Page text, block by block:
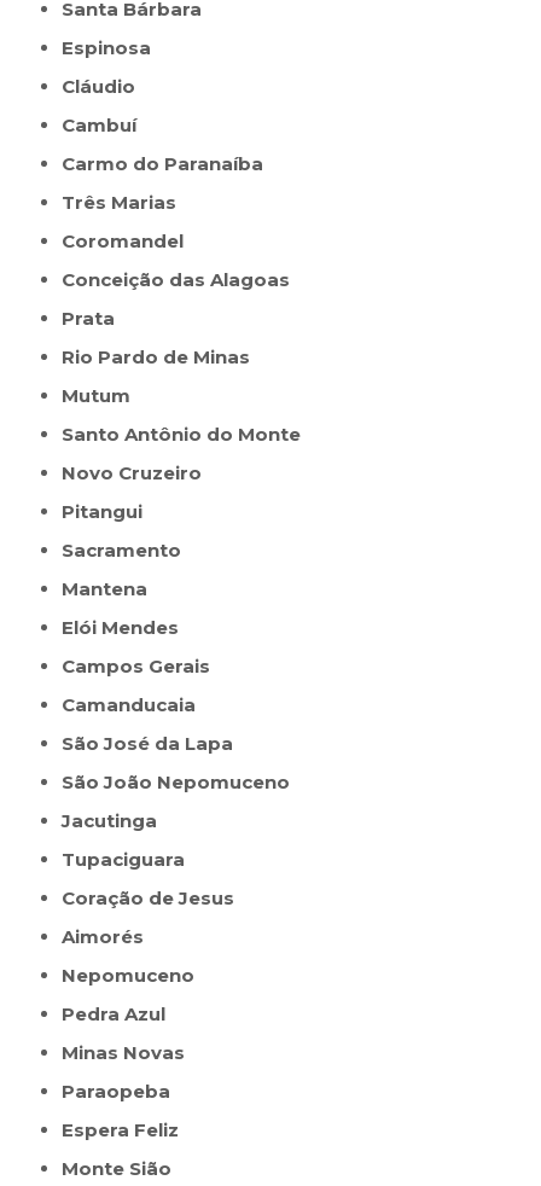
Santa Bárbara
Espinosa
Cláudio
Cambuí
Carmo do Paranaíba
Três Marias
Coromandel
Conceição das Alagoas
Prata
Rio Pardo de Minas
Mutum
Santo Antônio do Monte
Novo Cruzeiro
Pitangui
Sacramento
Mantena
Elói Mendes
Campos Gerais
Camanducaia
São José da Lapa
São João Nepomuceno
Jacutinga
Tupaciguara
Coração de Jesus
Aimorés
Nepomuceno
Pedra Azul
Minas Novas
Paraopeba
Espera Feliz
Monte Sião